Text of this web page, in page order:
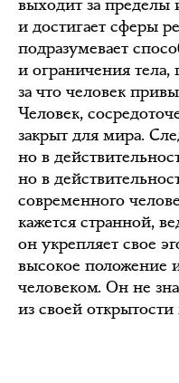
выходит за пределы
и достигает сферы
подразумевает
и ограничения
за что человек
Человек,
закрыт для мира.
но в
но в
современного
кажется странной,
он укрепляет свое
высокое положение
человеком. Он не
из своей